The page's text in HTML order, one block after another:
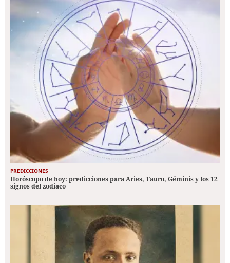
PREDICCIONES
Horóscopo de hoy: predicciones para Aries, Tauro, Géminis y los 12
signos del zodiaco